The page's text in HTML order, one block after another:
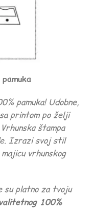
pamuka! Udobne,
printom po želji
štampa
Izrazi svoj stil
vrhunskog
su platno za tvoju
100%